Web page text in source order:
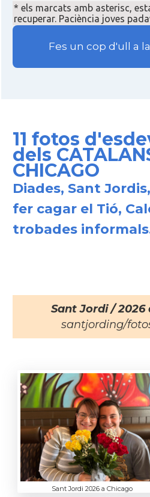
* els marcats amb asterisc,
recuperar. Paciència joves
Fes un cop d'ull a
11 fotos
dels
CHICAGO
Diades, Sant
fer cagar el Tió,
trobades
Sant Jordi / 2026
santjording/
Sant Jordi 2026 a Chicago